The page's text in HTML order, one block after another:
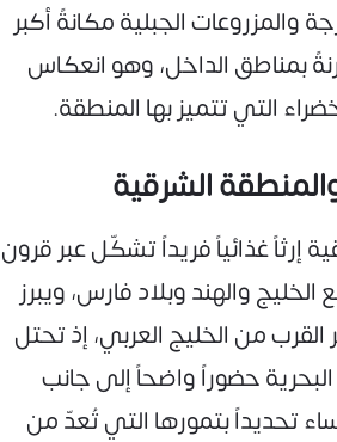
والمزروعات الجبلية مكانةً أكبر
بمناطق الداخل، وهو انعكاس
التي تتميز بها المنطقة.
الشرقية
إرثاً غذائياً فريداً تشكّل عبر قرون
الخليج والهند وبلاد فارس، ويبرز
من الخليج العربي، إذ تحتل
حضوراً واضحاً إلى جانب
تحديداً بتمورها التي تُعدّ من